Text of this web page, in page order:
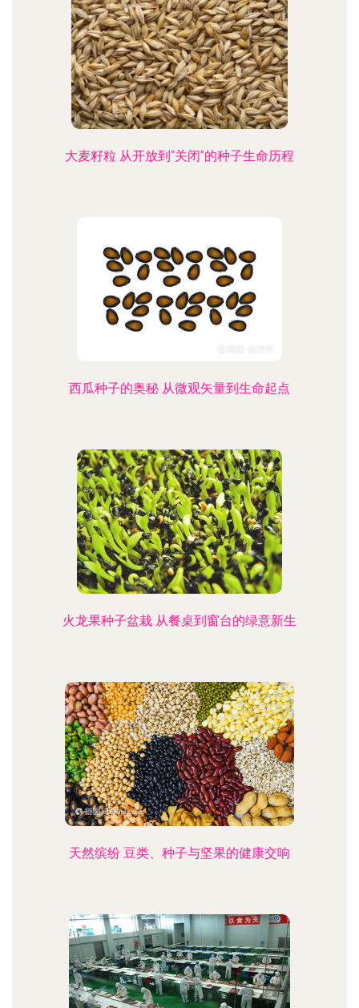
大麦籽粒 从开放到“关闭”的种子生命历程
西瓜种子的奥秘 从微观矢量到生命起点
火龙果种子盆栽 从餐桌到窗台的绿意新生
天然缤纷 豆类、种子与坚果的健康交响